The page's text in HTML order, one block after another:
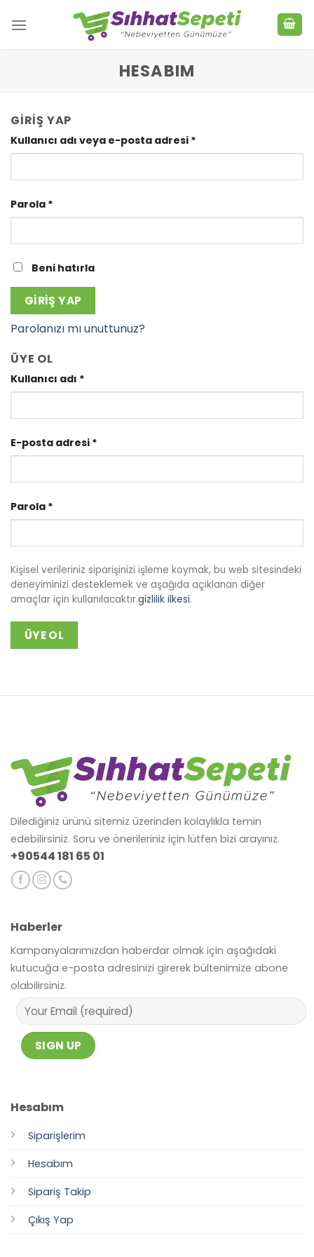
HESABIM
GIRIŞ YAP
Kullanıcı adı veya e-posta adresi *
Parola *
Beni hatırla
GIRIŞ YAP
Parolanızı mı unuttunuz?
ÜYE OL
Kullanıcı adı *
E-posta adresi *
Parola *
Kişisel verileriniz siparişinizi işleme koymak, bu web sitesindeki
deneyiminizi desteklemek ve aşağıda açıklanan diğer
amaçlar için kullanılacaktır.gizlilik ilkesi.
ÜYE OL
Dilediğiniz ürünü sitemiz üzerinden kolaylıkla temin
edebilirsiniz. Soru ve önerileriniz için lütfen bizi arayınız.
+90544 181 65 01
Hesabım
Siparişlerim
Hesabım
Sipariş Takip
Çıkış Yap
Haberler
Kampanyalarımızdan haberdar olmak için aşağıdaki
kutucuğa e-posta adresinizi girerek bültenimize abone
olabilirsiniz.